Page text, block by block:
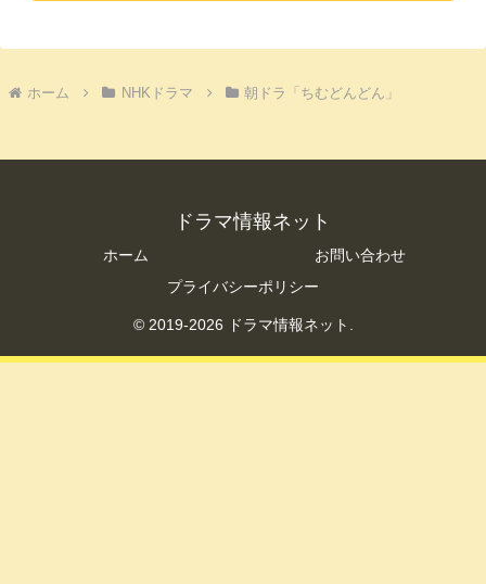
ホーム NHKドラマ 朝ドラ「ちむどんどん」
ドラマ情報ネット
ホーム
お問い合わせ
プライバシーポリシー
© 2019-2026 ドラマ情報ネット.